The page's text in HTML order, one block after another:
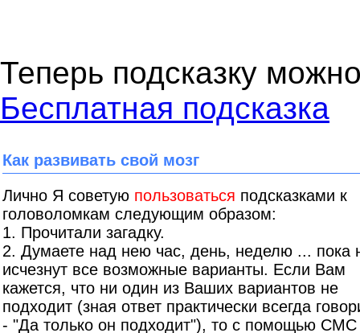
Теперь подсказку
Бесплатная подсказка
Как развивать свой мозг
Лично Я советую пользоваться подсказками к
головоломкам следующим образом:
1. Прочитали загадку.
2. Думаете над нею час, день, неделю ... пока
исчезнут все возможные варианты. Если Вам
кажется, что ни один из Ваших вариантов не
подходит (зная ответ практически всегда
- "Да только он подходит"), то с помощью СМС